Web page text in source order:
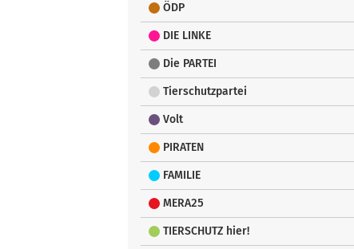
ÖDP
DIE LINKE
Die PARTEI
Tierschutzpartei
Volt
PIRATEN
FAMILIE
MERA25
TIERSCHUTZ hier!